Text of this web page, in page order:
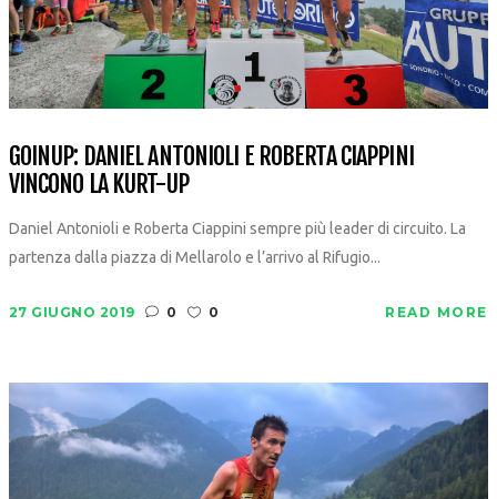
GOINUP: DANIEL ANTONIOLI E ROBERTA CIAPPINI
VINCONO LA KURT-UP
Daniel Antonioli e Roberta Ciappini sempre più leader di circuito. La
partenza dalla piazza di Mellarolo e l’arrivo al Rifugio...
27 GIUGNO 2019 0 0 READ MORE